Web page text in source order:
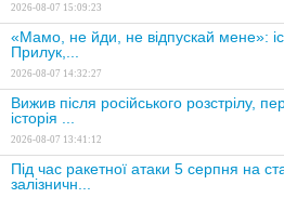
2026-08-07 15:09:23
«Мамо, не йди, не відпускай мене»:
Прилук,...
2026-08-07 14:32:27
Вижив після російського розстрілу,
історія ...
2026-08-07 13:41:12
Під час ракетної атаки 5 серпня на
залізничн...